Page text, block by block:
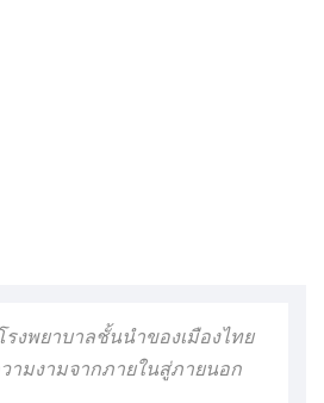
งพยาบาลชั้นนำของเมืองไทย
ามงามจากภายในสู่ภายนอก